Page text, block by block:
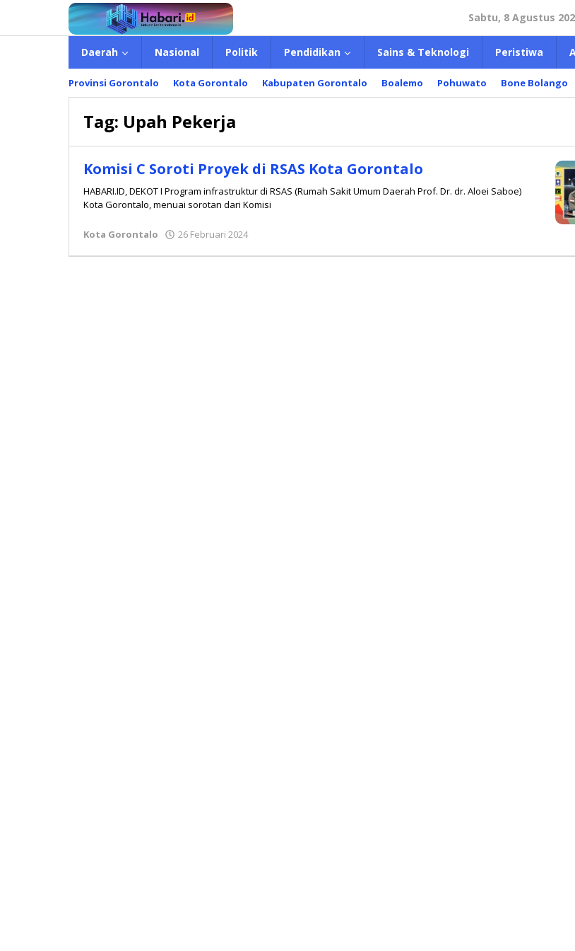
konten
Sabtu, 8 Agustus
Daerah Nasional Politik Pendidikan Sains & Teknologi Peristiwa
Provinsi Gorontalo Kota Gorontalo Kabupaten Gorontalo Boalemo Pohuwato Bone Bolango
Tag: Upah Pekerja
Komisi C Soroti Proyek di RSAS Kota Gorontalo
HABARI.ID, DEKOT I Program infrastruktur di RSAS (Rumah Sakit Umum Daerah Prof. Dr. dr. Aloei Saboe)
Kota Gorontalo, menuai sorotan dari Komisi
Kota Gorontalo 26 Februari 2024